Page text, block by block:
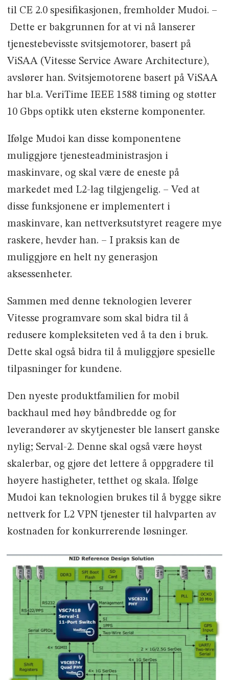
til CE 2.0 spesifikasjonen, fremholder Mudoi. –
Dette er bakgrunnen for at vi nå lanserer
tjenestebevisste svitsjemotorer, basert på
ViSAA (Vitesse Service Aware Architecture),
avslører han. Svitsjemotorene basert på ViSAA
har bl.a. VeriTime IEEE 1588 timing og støtter
10 Gbps optikk uten eksterne komponenter.
Ifølge Mudoi kan disse komponentene
muliggjøre tjenesteadministrasjon i
maskinvare, og skal være de eneste på
markedet med L2-lag tilgjengelig. – Ved at
disse funksjonene er implementert i
maskinvare, kan nettverksutstyret reagere mye
raskere, hevder han. – I praksis kan de
muliggjøre en helt ny generasjon
aksessenheter.
Sammen med denne teknologien leverer
Vitesse programvare som skal bidra til å
redusere kompleksiteten ved å ta den i bruk.
Dette skal også bidra til å muliggjøre spesielle
tilpasninger for kundene.
Den nyeste produktfamilien for mobil
backhaul med høy båndbredde og for
leverandører av skytjenester ble lansert ganske
nylig; Serval-2. Denne skal også være høyst
skalerbar, og gjøre det lettere å oppgradere til
høyere hastigheter, tetthet og skala. Ifølge
Mudoi kan teknologien brukes til å bygge sikre
nettverk for L2 VPN tjenester til halvparten av
kostnaden for konkurrerende løsninger.